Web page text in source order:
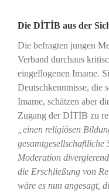
Die DİTİB aus der
Die befragten jungen
Verband durchaus
eingeflogenen Imame.
Deutschkenntnisse, die
Imame, schätzen aber
Zugang der DİTİB zu
„einen religiösen
Moderation
die Erschließung von
wäre es nun angesagt,